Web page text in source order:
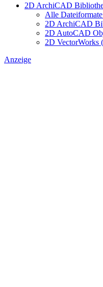
2D ArchiCAD
Alle
2D ArchiCAD
2D AutoCAD
2D VectorWorks
Anzeige